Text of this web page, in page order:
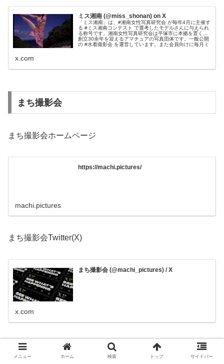
ミス湘南 (@miss_shonan) on X
「ミス湘南」は、#湘南女性写真研究会 が毎年4月に主催す
る #ミス湘南コンテスト で選考したモデルさんに与えられ
る称号です。湘南女性写真研究会は平塚市に本拠を置く、
創立30余年を迎えるアマチュアの写真団体です。一般公開
の #水着撮影会 を運営しています。また会員向けに毎月ミ
x.com
まち撮影会
まち撮影会ホームページ
https://machi.pictures/
machi.pictures
まち撮影会Twitter(X)
まち撮影会 (@machi_pictures) / X
x.com
エスプラス撮影会
メニュー ホーム 検索 トップ サイドバー